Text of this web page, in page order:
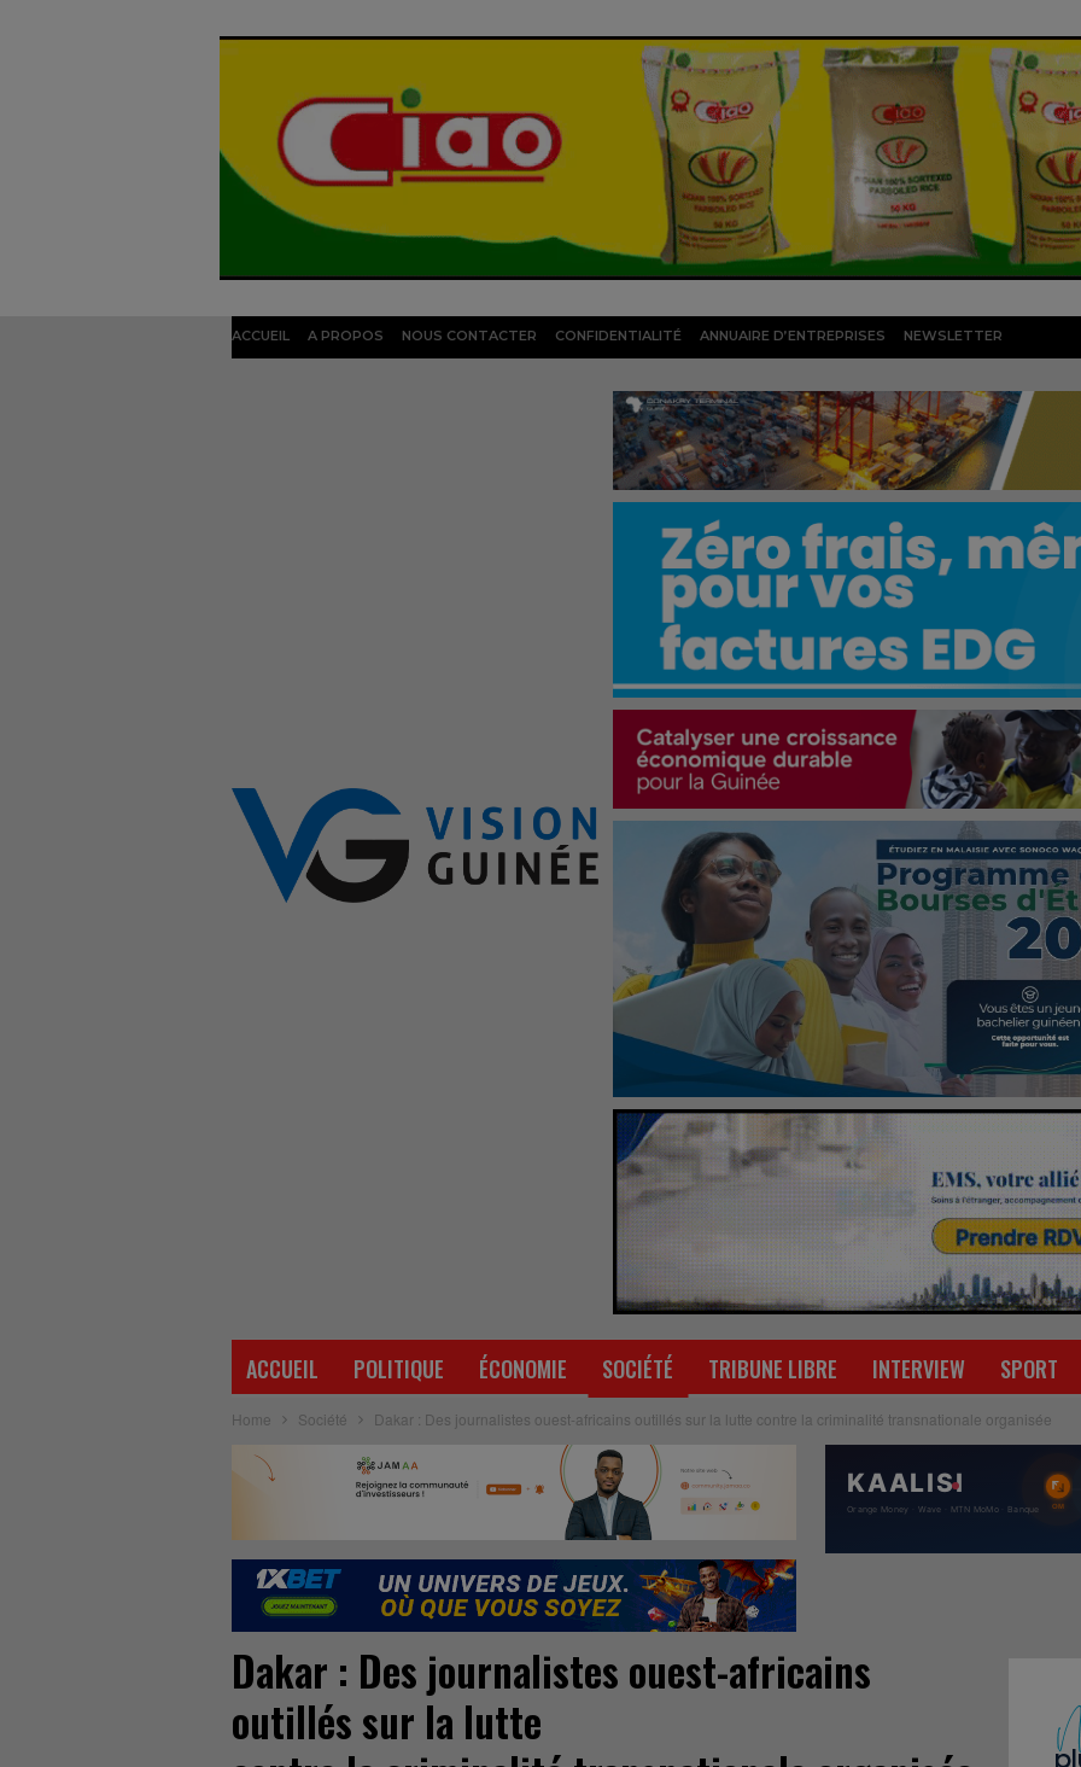
ACCUEIL A PROPOS NOUS CONTACTER CONFIDENTIALITÉ ANNUAIRE D’ENTREPRISES NEWSLETTER
ACCUEIL POLITIQUE ÉCONOMIE SOCIÉTÉ TRIBUNE LIBRE INTERVIEW SPORT
Home Société Dakar : Des journalistes ouest-africains outillés sur la lutte contre la criminalité transnationale organisée
Dakar : Des journalistes ouest-africains
outillés sur la lutte